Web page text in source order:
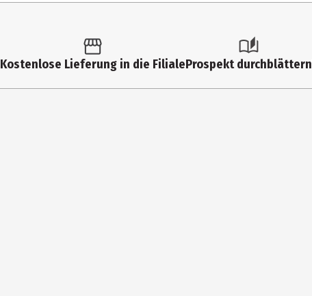
Kostenlose Lieferung in die FilialeProspekt durchblättern